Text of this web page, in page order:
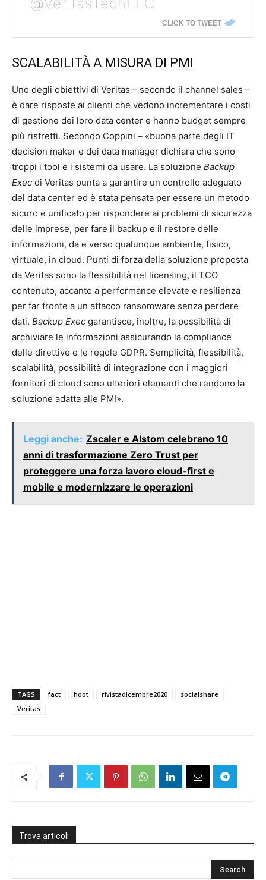
@VeritasTechLLC
CLICK TO TWEET
SCALABILITÀ A MISURA DI PMI
Uno degli obiettivi di Veritas – secondo il channel sales –
è dare risposte ai clienti che vedono incrementare i costi
di gestione dei loro data center e hanno budget sempre
più ristretti. Secondo Coppini – «buona parte degli IT
decision maker e dei data manager dichiara che sono
troppi i tool e i sistemi da usare. La soluzione Backup
Exec di Veritas punta a garantire un controllo adeguato
del data center ed è stata pensata per essere un metodo
sicuro e unificato per rispondere ai problemi di sicurezza
delle imprese, per fare il backup e il restore delle
informazioni, da e verso qualunque ambiente, fisico,
virtuale, in cloud. Punti di forza della soluzione proposta
da Veritas sono la flessibilità nel licensing, il TCO
contenuto, accanto a performance elevate e resilienza
per far fronte a un attacco ransomware senza perdere
dati. Backup Exec garantisce, inoltre, la possibilità di
archiviare le informazioni assicurando la compliance
delle direttive e le regole GDPR. Semplicità, flessibilità,
scalabilità, possibilità di integrazione con i maggiori
fornitori di cloud sono ulteriori elementi che rendono la
soluzione adatta alle PMI».
Leggi anche: Zscaler e Alstom celebrano 10
anni di trasformazione Zero Trust per
proteggere una forza lavoro cloud-first e
mobile e modernizzare le operazioni
TAGS fact hoot rivistadicembre2020
socialshare
Veritas
Trova articoli